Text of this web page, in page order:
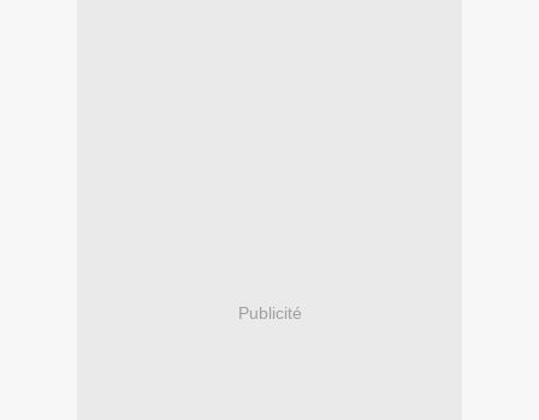
Publicité